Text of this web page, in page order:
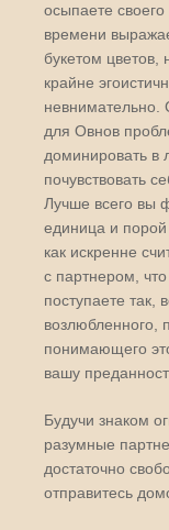
осыпаете
времени
букетом цветов,
крайне
невнимательно.
для Овнов
доминировать в
почувствовать
Лучше всего вы
единица и порой
как искренне
с партнером,
поступаете так,
возлюбленного,
понимающего
вашу
Будучи знаком
разумные
достаточно
отправитесь